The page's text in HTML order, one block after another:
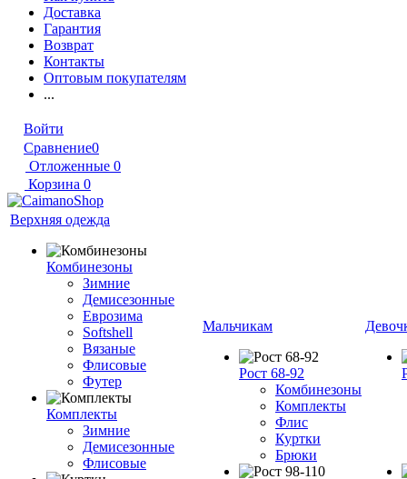
Доставка
Гарантия
Возврат
Контакты
Оптовым покупателям
...
Войти
Сравнение0
Отложенные 0
Корзина 0
Верхняя одежда
Комбинезоны
Зимние
Демисезонные
Еврозима
Softshell
Вязаные
Флисовые
Футер
Комплекты
Зимние
Демисезонные
Флисовые
Мальчикам
Рост 68-92
Комбинезоны
Комплекты
Флис
Куртки
Брюки